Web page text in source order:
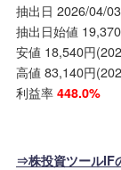
抽出日 2026/04/03
抽出日始値
安値 18,540円
高値 83,140円
利益率 448.0%
⇒株投資ツールIF